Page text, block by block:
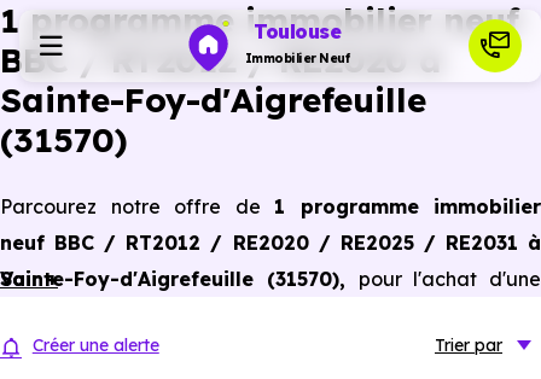
Toulouse
Immobilier Neuf
Programmes neufs
Investir
1 programme immobilier neuf
BBC / RT2012 / RE2020 à
Sainte-Foy-d'Aigrefeuille
(31570)
Parcourez notre offre de 1 programme immobilier
neuf BBC / RT2012 / RE2020 / RE2025 / RE2031 à
Sainte-Foy-d'Aigrefeuille (31570), pour l'achat d'une
conforme aux dernières normes de performances
Voir +
Créer une alerte Trier par